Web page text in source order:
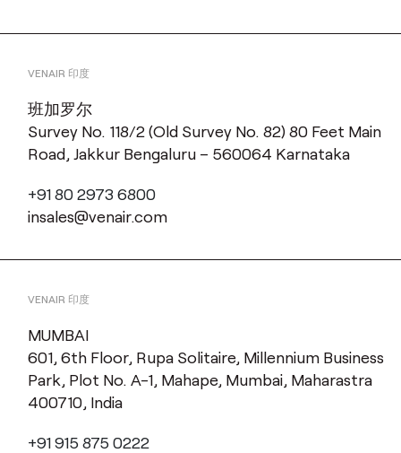
VENAIR 印度
班加罗尔
Survey No. 118/2 (Old Survey No. 82) 80 Feet Main
Road, Jakkur Bengaluru – 560064 Karnataka
+91 80 2973 6800
insales@venair.com
VENAIR 印度
MUMBAI
601, 6th Floor, Rupa Solitaire, Millennium Business
Park, Plot No. A-1, Mahape, Mumbai, Maharastra
400710, India
+91 915 875 0222